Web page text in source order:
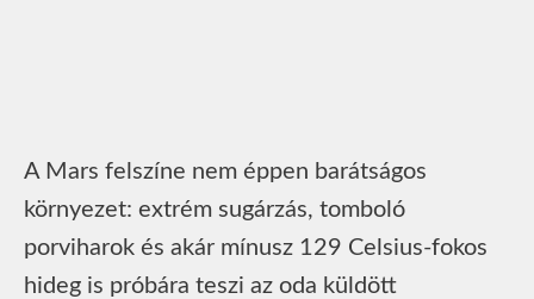
A Mars felszíne nem éppen barátságos
környezet: extrém sugárzás, tomboló
porviharok és akár mínusz 129 Celsius-fokos
hideg is próbára teszi az oda küldött